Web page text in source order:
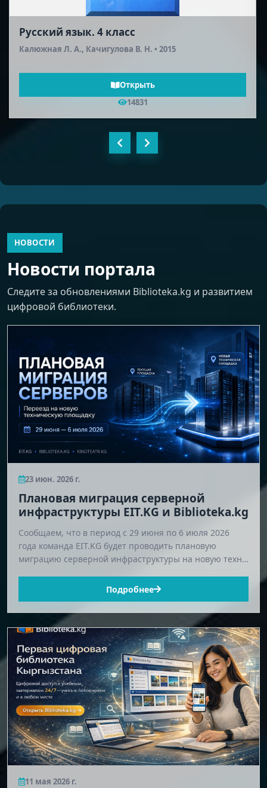
Русский язык. 4 класс
Калюжная Л. А., Качигулова В. Н. • 2015
Открыть
14831
НОВОСТИ
Новости портала
Следите за обновлениями Biblioteka.kg и развитием
цифровой библиотеки.
23 июн. 2026 г.
Плановая миграция серверной
инфраструктуры EIT.KG и Biblioteka.kg
Сообщаем, что в период с 29 июня по 6 июля 2026
года команда EIT.KG будет проводить плановую
миграцию серверной инфраструктуры на новую техн…
Подробнее
11 мая 2026 г.